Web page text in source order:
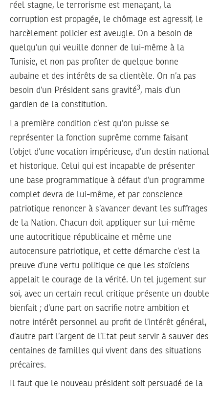
réel stagne, le terrorisme est menaçant, la
corruption est propagée, le chômage est agressif, le
harcèlement policier est aveugle. On a besoin de
quelqu’un qui veuille donner de lui-même à la
Tunisie, et non pas profiter de quelque bonne
aubaine et des intérêts de sa clientèle. On n’a pas
besoin d’un Président sans gravité3, mais d’un
gardien de la constitution.
La première condition c’est qu’on puisse se
représenter la fonction suprême comme faisant
l’objet d’une vocation impérieuse, d’un destin national
et historique. Celui qui est incapable de présenter
une base programmatique à défaut d’un programme
complet devra de lui-même, et par conscience
patriotique renoncer à s’avancer devant les suffrages
de la Nation. Chacun doit appliquer sur lui-même
une autocritique républicaine et même une
autocensure patriotique, et cette démarche c’est la
preuve d’une vertu politique ce que les stoïciens
appelait le courage de la vérité. Un tel jugement sur
soi, avec un certain recul critique présente un double
bienfait ; d’une part on sacrifie notre ambition et
notre intérêt personnel au profit de l’intérêt général,
d’autre part l’argent de l’Etat peut servir à sauver des
centaines de familles qui vivent dans des situations
précaires.
Il faut que le nouveau président soit persuadé de la